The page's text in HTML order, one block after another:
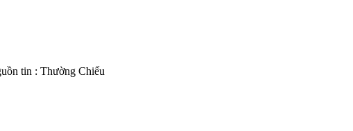
tin : Thường Chiếu